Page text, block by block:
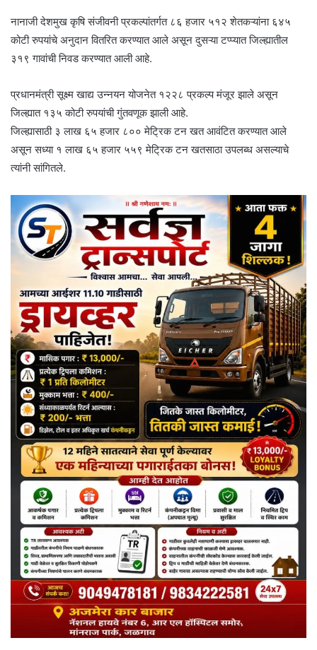
नानाजी देशमुख कृषि संजीवनी प्रकल्पांतर्गत ८६ हजार ५१२ शेतकऱ्यांना ६४५
कोटी रुपयांचे अनुदान वितरित करण्यात आले असून दुसऱ्या टप्प्यात जिल्ह्यातील
३१९ गावांची निवड करण्यात आली आहे.
प्रधानमंत्री सूक्ष्म खाद्य उन्नयन योजनेत १२२८ प्रकल्प मंजूर झाले असून
जिल्ह्यात १३५ कोटी रुपयांची गुंतवणूक झाली आहे.
जिल्ह्यासाठी ३ लाख ६५ हजार ८०० मेट्रिक टन खत आवंटित करण्यात आले
असून सध्या १ लाख ६५ हजार ५५९ मेट्रिक टन खतसाठा उपलब्ध असल्याचे
त्यांनी सांगितले.